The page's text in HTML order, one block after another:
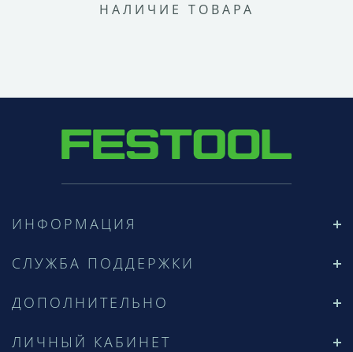
НАЛИЧИЕ ТОВАРА
ИНФОРМАЦИЯ
СЛУЖБА ПОДДЕРЖКИ
ДОПОЛНИТЕЛЬНО
ЛИЧНЫЙ КАБИНЕТ